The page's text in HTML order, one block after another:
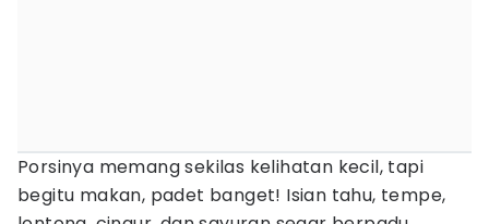
Porsinya memang sekilas kelihatan kecil, tapi
begitu makan, padet banget! Isian tahu, tempe,